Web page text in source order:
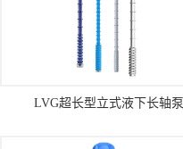
LVG超长型立式液下长轴泵